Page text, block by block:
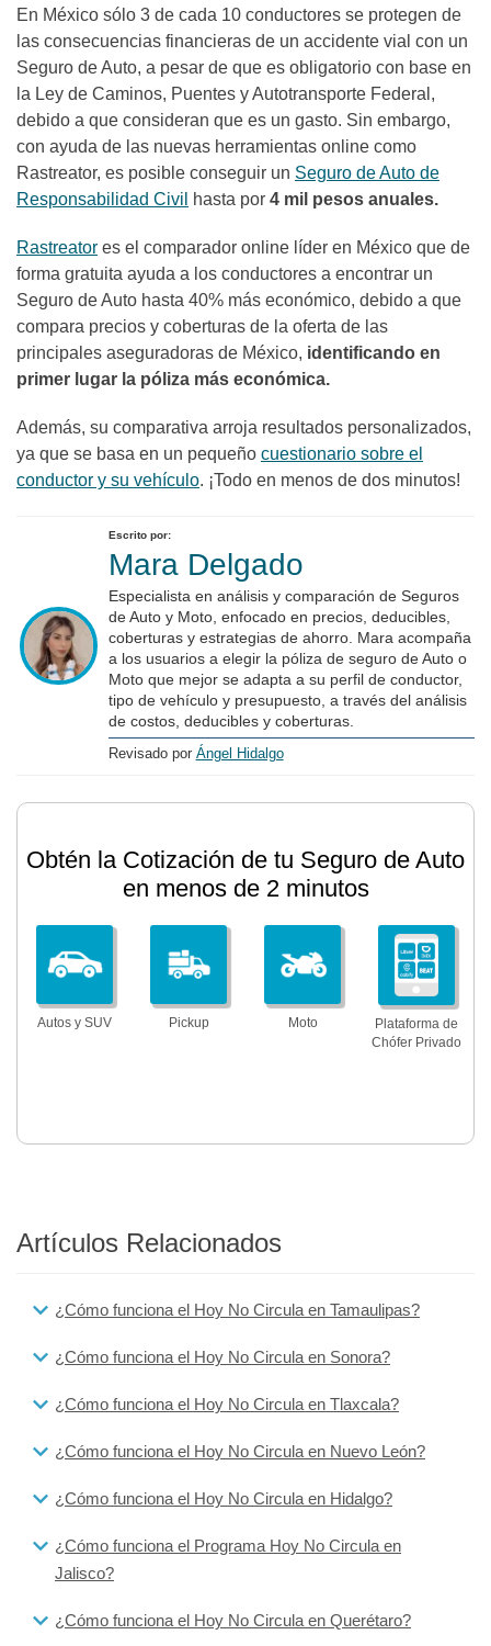
En México sólo 3 de cada 10 conductores se protegen de
las consecuencias financieras de un accidente vial con un
Seguro de Auto, a pesar de que es obligatorio con base en
la Ley de Caminos, Puentes y Autotransporte Federal,
debido a que consideran que es un gasto. Sin embargo,
con ayuda de las nuevas herramientas online como
Rastreator, es posible conseguir un Seguro de Auto de
Responsabilidad Civil
hasta por 4 mil pesos anuales.
Rastreator es el comparador online líder en México que de
forma gratuita ayuda a los conductores a encontrar un
Seguro de Auto hasta 40% más económico, debido a que
compara precios y coberturas de la oferta de las
principales aseguradoras de México, identificando en
primer lugar la póliza más económica.
Además, su comparativa arroja resultados personalizados,
ya que se basa en un pequeño cuestionario sobre el
conductor y su vehículo. ¡Todo en menos de dos minutos!
Escrito por:
Mara Delgado
Especialista en análisis y comparación de Seguros
de Auto y Moto, enfocado en precios, deducibles,
coberturas y estrategias de ahorro. Mara acompaña
a los usuarios a elegir la póliza de seguro de Auto o
Moto que mejor se adapta a su perfil de conductor,
tipo de vehículo y presupuesto, a través del análisis
de costos, deducibles y coberturas.
Revisado por Ángel Hidalgo
Obtén la Cotización de tu Seguro de Auto
en menos de 2 minutos
Autos y SUV Pickup Moto
Plataforma de
Chófer Privado
Artículos Relacionados
¿Cómo funciona el Hoy No Circula en Tamaulipas?
¿Cómo funciona el Hoy No Circula en Sonora?
¿Cómo funciona el Hoy No Circula en Tlaxcala?
¿Cómo funciona el Hoy No Circula en Nuevo León?
¿Cómo funciona el Hoy No Circula en Hidalgo?
¿Cómo funciona el Programa Hoy No Circula en
Jalisco?
¿Cómo funciona el Hoy No Circula en Querétaro?